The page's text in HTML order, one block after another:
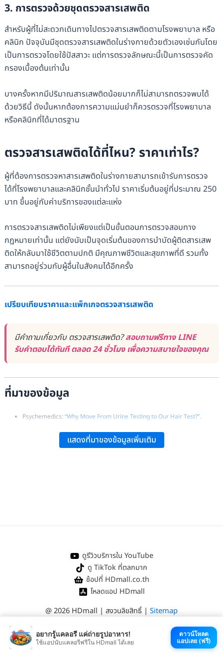
3. การตรวจด้วยชุดตรวจสารเสพติด
สำหรับผู้ที่ไม่สะดวกเดินทางไปตรวจสารเสพติดตามโรงพยาบาล หรือ
คลินิก ปัจจุบันมีชุดตรวจสารเสพติดในร่างกายด้วยตัวเองเช่นกันโดย
เป็นการตรวจโดยใช้ปัสสาวะ แต่การตรวจลักษณะนี้เป็นการตรวจคัด
กรองเบื้องต้นเท่านั้น
บางครั้งหากมีปริมาณสารเสพติดน้อยมากก็ไม่สามารถตรวจพบได้
ด้วยวิธีนี้ ดังนั้นหากต้องการความแม่นยำก็ควรตรวจที่โรงพยาบาล
หรือคลินิกที่ได้มาตรฐาน
ตรวจสารเสพติดได้ที่ไหน? ราคาเท่าไร?
ผู้ที่ต้องการตรวจหาสารเสพติดในร่างกายสามารถเข้ารับการตรวจ
ได้ที่โรงพยาบาลและคลินิกชั้นนำทั่วไป ราคาเริ่มต้นอยู่ที่ประมาณ 250
บาท ขึ้นอยู่กับค่าบริการของแต่ละแห่ง
การตรวจสารเสพติดไม่เพียงแต่เป็นขั้นตอนการตรวจสอบทาง
กฎหมายเท่านั้น แต่ยังนับเป็นจุดเริ่มต้นของการบำบัดผู้ติดสารเสพ
ติดให้กลับมาใช้ชีวิตตามปกติ มีคุณภาพชีวิตและสุขภาพที่ดี รวมทั้ง
สามารถอยู่ร่วมกับผู้อื่นในสังคมได้อีกครั้ง
เปรียบเทียบราคาและแพ็กเกจตรวจสารเสพติด
มีคำถามเกี่ยวกับ ตรวจสารเสพติด?สอบถามฟรีทาง LINE
รับคำตอบได้ทันที ตลอด 24 ชั่วโมง เพื่อความสบายใจของคุณ
ที่มาของข้อมูล
Psychemedics: “Why Move From Urine Testing to Our Hair Test?”.
Analysis: Complementary Features and Scientific Issues”
แสดงที่มาของข้อมูลเพิ่มเติม
ดูรีวิวบริการใน YouTube
ดู TikTok ที่ตลกมาก
ช้อปที่ HDmall.co.th
โหลดแอป HDmall
@ 2026 HDmall | สงวนลิขสิทธิ์ | Sitemap
หาคลินิกใกล้บ้าน ตรวจสุขภาพทั่วไป
อยากรู้แคลอรี แค่ถ่ายรูปอาหาร!
ใช้แอปนับแคลอรีฟรีใน HDmall ได้เลย
ดาวน์โหลด
แอปเลย (ฟรี)